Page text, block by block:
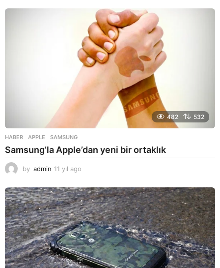
482 532
HABER APPLE ,SAMSUNG
Samsung’la Apple’dan yeni bir ortaklık
by admin 11 yıl ago
y
ı
l
a
g
o